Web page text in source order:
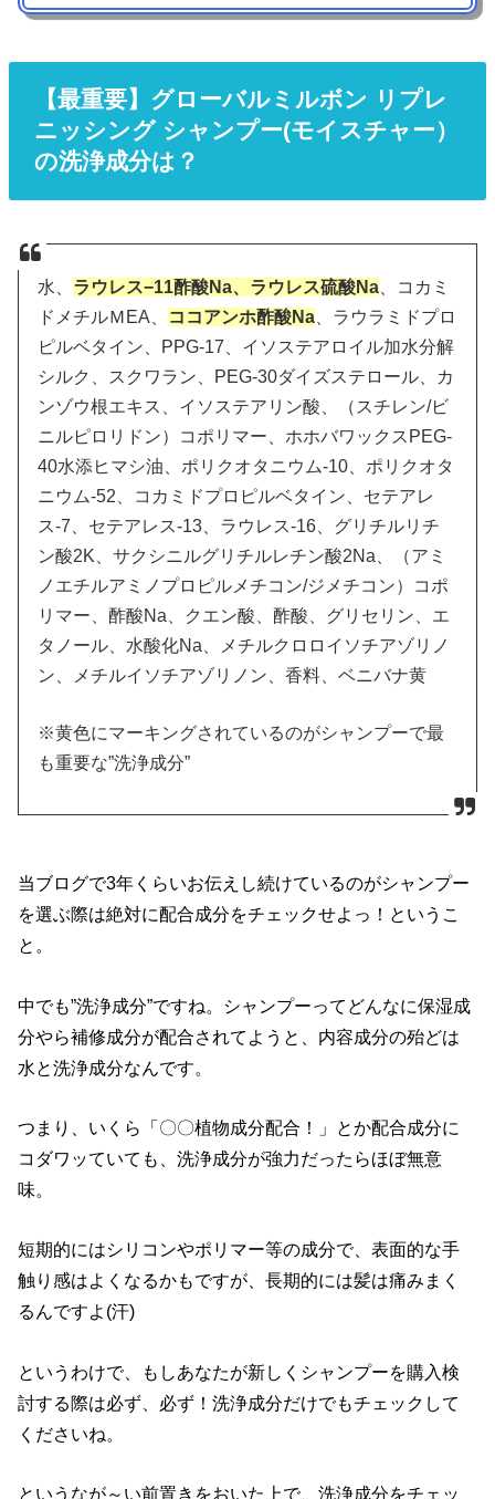
【最重要】グローバルミルボン リプレ
ニッシング シャンプー(モイスチャー）
の洗浄成分は？
水、 ラウレス−11酢酸Na、ラウレス硫酸Na 、コカミ
ドメチルＭEA、
ココアンホ酢酸Na 、ラウラミドプロ
ピルベタイン、PPG-17、イソステアロイル加水分解
シルク、スクワラン、PEG-30ダイズステロール、カ
ンゾウ根エキス、イソステアリン酸、（スチレン/ビ
ニルピロリドン）コポリマー、ホホバワックスPEG-
40水添ヒマシ油、ポリクオタニウム-10、ポリクオタ
ニウム-52、コカミドプロピルベタイン、セテアレ
ス-7、セテアレス-13、ラウレス-16、グリチルリチ
ン酸2K、サクシニルグリチルレチン酸2Na、（アミ
ノエチルアミノプロピルメチコン/ジメチコン）コポ
リマー、酢酸Na、クエン酸、酢酸、グリセリン、エ
タノール、水酸化Na、メチルクロロイソチアゾリノ
ン、メチルイソチアゾリノン、香料、ベニバナ黄
※黄色にマーキングされているのがシャンプーで最
も重要な”洗浄成分”
当ブログで3年くらいお伝えし続けているのがシャンプー
を選ぶ際は絶対に配合成分をチェックせよっ！というこ
と。
中でも”洗浄成分”ですね。シャンプーってどんなに保湿成
分やら補修成分が配合されてようと、内容成分の殆どは
水と洗浄成分なんです。
つまり、いくら「〇〇植物成分配合！」とか配合成分に
コダワッていても、洗浄成分が強力だったらほぼ無意
味。
短期的にはシリコンやポリマー等の成分で、表面的な手
触り感はよくなるかもですが、長期的には髪は痛みまく
るんですよ(汗)
というわけで、もしあなたが新しくシャンプーを購入検
討する際は必ず、必ず！洗浄成分だけでもチェックして
くださいね。
というなが～い前置きをおいた上で、洗浄成分をチェッ